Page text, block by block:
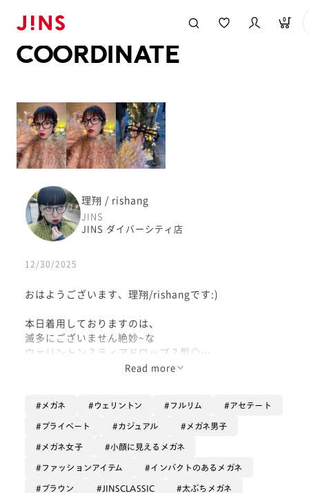
0
COORDINATE
理翔 / rishang
JINS
JINS ダイバーシティ店
12/30/2025
おはようございます、理翔/rishangです:)
本日着用しておりますのは、
滅多にございません絶妙~な
ウェリントン？ティアドロップ？型◎
ぜひお揃いにしませんかぁ！
こちら私物で持っているデザインでも
あるのですが、
ある種高貴な、ラグジュアリー感が出る
Read more
メガネ ウェリントン フルリム アセテート
プライベート カジュアル メガネ男子
メガネ女子 小顔に見えるメガネ
ファッションアイテム インパクトのあるメガネ
ブラウン JINSCLASSIC 太ぶちメガネ